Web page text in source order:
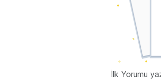
İlk Yorumu